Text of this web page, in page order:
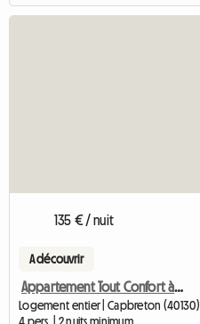
135 € / nuit
A découvrir
Appartement Tout Confort à Louer
Logement entier | Capbreton (40130)
4 pers. | 2 nuits minimum